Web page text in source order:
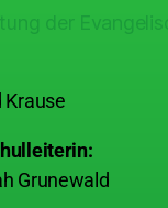
Krause
Grunewald